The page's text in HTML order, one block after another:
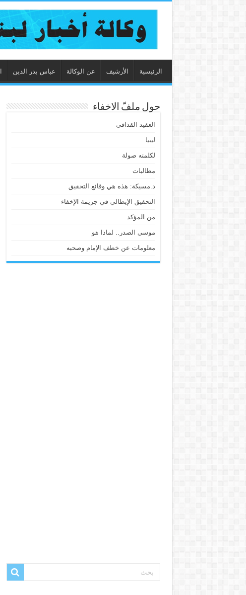
الرئيسية الأرشيف عن الوكالة عباس بدر الدين
حول ملفّ الاخفاء
العقيد القذافي
ليبيا
لكلمته صولة
مطالبات
د.مسيكة: هذه هي وقائع التحقيق
التحقيق الإيطالي في جريمة الإخفاء
من المؤكد
موسى الصدر.. لماذا هو
معلومات عن خطف الإمام وصحبه